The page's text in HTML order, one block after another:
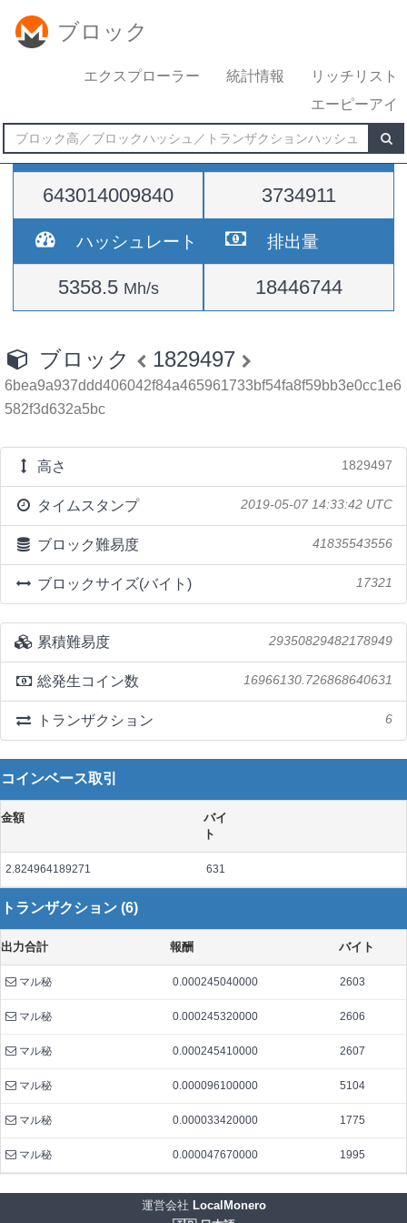
ブロック
エクスプローラー 統計情報
リッチリスト
エーピーアイ
難易度
643014009840
高さ
3734911
ハッシュレート
5358.5 Mh/s
排出量
18446744
ブロック 1829497
6bea9a937ddd406042f84a465961733bf54fa8f59bb3e0cc1e6
582f3d632a5bc
高さ 1829497
タイムスタンプ 2019-05-07 14:33:42 UTC
ブロック難易度 41835543556
ブロックサイズ(バイト) 17321
累積難易度 29350829482178949
総発生コイン数 16966130.726868640631
トランザクション 6
コインベース取引
金額
バイ
ト
2.824964189271 631
トランザクション (6)
出力合計 報酬 バイト
マル秘 0.000245040000 2603
マル秘 0.000245320000 2606
マル秘 0.000245410000 2607
マル秘 0.000096100000 5104
マル秘 0.000033420000 1775
マル秘 0.000047670000 1995
運営会社 LocalMonero